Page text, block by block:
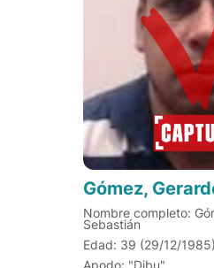
Gómez,
Nombre completo:
Sebastián
Edad: 39 (29/12/1985)
Apodo: "Dibu"